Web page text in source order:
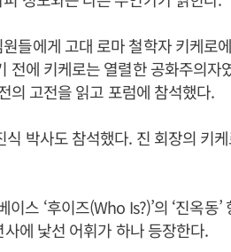
들에게 고대 로마 철학자 키케로
전에 키케로는 열렬한 공화주의자
의 고전을 읽고 포럼에 참석했다.
박사도 참석했다. 진 회장의 키
스 ‘후이즈(Who Is?)’의 ‘진옥동
에 낯선 어휘가 하나 등장한다.